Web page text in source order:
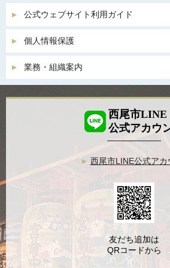
公式ウェブサイト利用ガイド
個人情報保護
業務・組織案内
西尾市LINE
公式アカウ
西尾市LINE公式アカ
友だち追加は
QRコードから